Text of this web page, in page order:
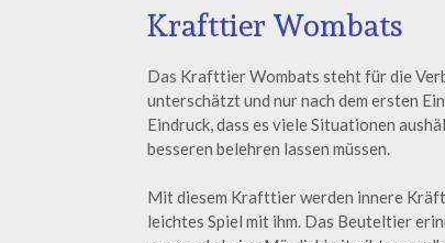
Krafttier Wombats
Das Krafttier Wombats steht für die
unterschätzt und nur nach dem ersten
Eindruck, dass es viele Situationen
besseren belehren lassen müssen.
Mit diesem Krafttier werden innere
leichtes Spiel mit ihm. Das Beuteltier